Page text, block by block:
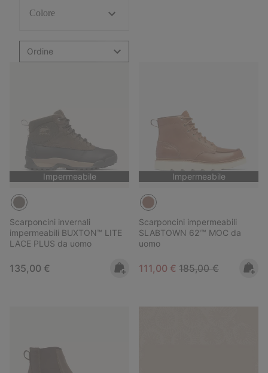
Colore
Ordine
Impermeabile
Scarponcini invernali
impermeabili BUXTON™ LITE
LACE PLUS da uomo
Regular price:
135,00 €
Impermeabile
Scarponcini impermeabili
SLABTOWN 62'™ MOC da
uomo
Sale price:
111,00 € Regular price:
185,00 €